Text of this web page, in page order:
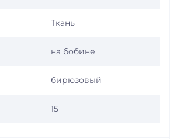
Ткань
на бобине
бирюзовый
15